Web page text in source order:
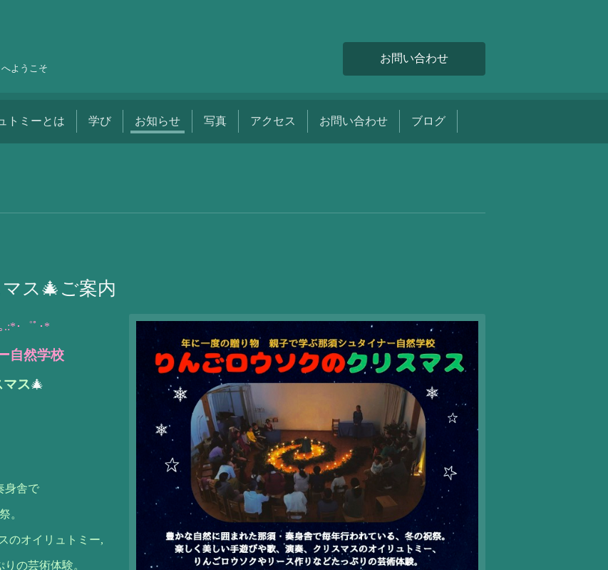
ようこそ
お問い合わせ
トミーとは 学び お知らせ 写真 アクセス お問い合わせ ブログ
ス🎄ご案内
.:*･゜ﾟ･*
自然学校
ス🎄
身舎で
。
のオイリュトミー,
の芸術体験。